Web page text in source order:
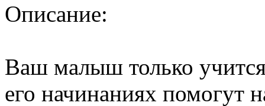
Описание:
Ваш малыш только
его начинаниях помогут